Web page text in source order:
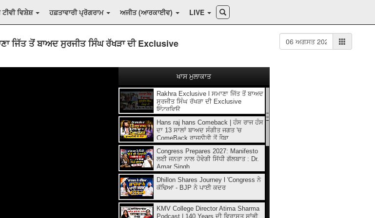
ਵਿਸ਼ੇਸ਼ ਹਫ਼ਤਾਵਾਰੀ ਪ੍ਰੋਗਰਾਮ ਅਜੀਤ (ਆਰਕਾਈਵ) LIVE
ਜਿੱਤ ਤੋਂ ਬਾਅਦ ਸੁਰਜੀਤ ਸਿੰਘ ਰੱਖੜਾ ਦੀ Exclusive
Rakhra Exclusive l ਸਮਾਣਾ ਜਿੱਤ ਤੋਂ ਬਾਅਦ
ਸੁਰਜੀਤ ਸਿੰਘ ਰੱਖੜਾ ਦੀ Exclusive
ਇੰਟਰਵਿਊ
Hans raj hans Comeback | ਹੰਸ ਰਾਜ ਹੰਸ
ਦਾ 13 ਸਾਲਾਂ ਬਾਅਦ ਸੰਗੀਤ ਜਗਤ 'ਚ
ComeBack ਰਾਜਨੀਤੀ ਤੋਂ ਤੌਬਾ...
Congress Prepares 2027: Manifesto
ਲਈ ਜਨਤਾ ਨਾਲ ਹੋਵੇਗੀ ਸਿੱਧੀ ਗੱਲਬਾਤ : Dr.
Amar Singh
Dhillon Shares Journey l 'Congress ਨੇ
ਕੱਢਿਆ - BJP ਨੇ ਪਾਈ ਕਦਰ
KMV College Director Atima Sharma
Podcast | 140 Years ਦੀ ਵਿਰਾਸਤ ਸਾਂਭੀ
ਖਾਸ ਮੁਲਾਕਾਤ